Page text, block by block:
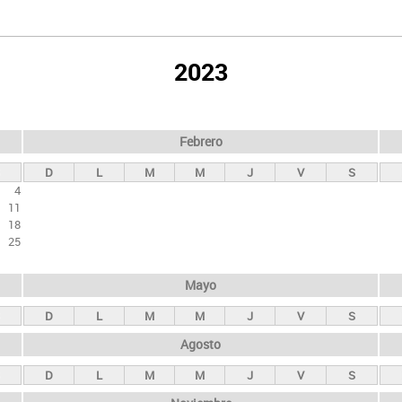
2023
4
11
18
25
Febrero
D L M M J V S
Mayo
D L M M J V S
Agosto
D L M M J V S